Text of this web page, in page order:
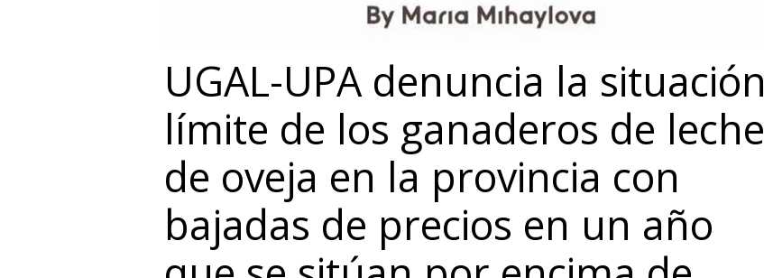
UGAL-UPA denuncia la situación
límite de los ganaderos de leche
de oveja en la provincia con
bajadas de precios en un año